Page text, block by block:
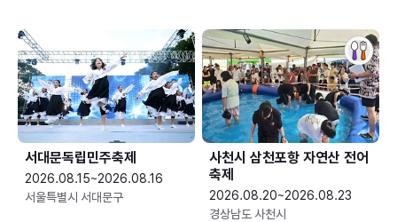
서대문독립민주축제
2026.08.15~2026.08.16
서울특별시 서대문구
사천시 삼천포항 자연산 전어
축제
2026.08.20~2026.08.23
경상남도 사천시